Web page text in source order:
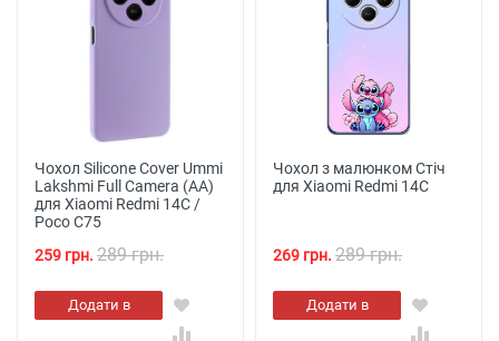
Чохол Silicone Cover Ummi
Lakshmi Full Camera (AA)
для Xiaomi Redmi 14C /
Poco C75
259 грн. 289 грн.
Додати в
кошик
Чохол з малюнком Стіч
для Xiaomi Redmi 14C
269 грн. 289 грн.
Додати в
кошик